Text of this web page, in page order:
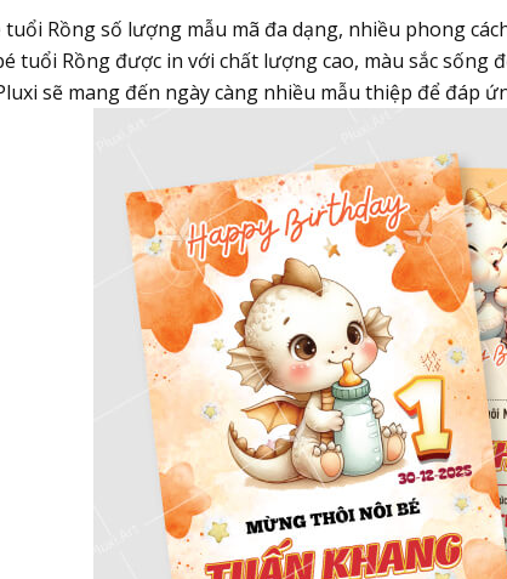
Rồng số lượng mẫu mã đa dạng, nhiều phong
tuổi Rồng được in với chất lượng cao, màu sắc sống
sẽ mang đến ngày càng nhiều mẫu thiệp để đáp